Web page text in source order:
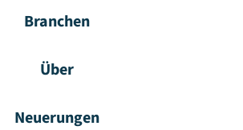
Branchen
Über
Neuerungen